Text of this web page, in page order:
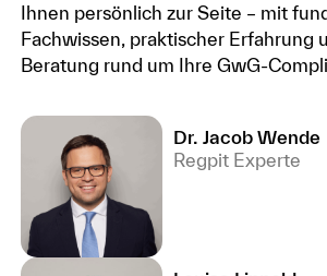
Ihnen persönlich zur Seite – mit
Fachwissen, praktischer Erfahrung
Beratung rund um Ihre GwG-
Dr. Jacob Wende
Regpit Experte